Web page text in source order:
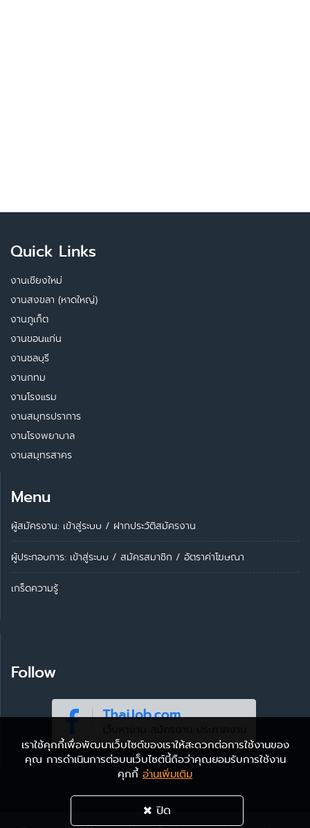
Quick Links
งานเชียงใหม่
งานสงขลา (หาดใหญ่)
งานภูเก็ต
งานขอนแก่น
งานชลบุรี
งานกทม
งานโรงแรม
งานสมุทรปราการ
งานโรงพยาบาล
งานสมุทรสาคร
Menu
ผู้สมัครงาน: เข้าสู่ระบบ / ฝากประวัติสมัครงาน
ผู้ประกอบการ: เข้าสู่ระบบ / สมัครสมาชิก / อัตราค่าโฆษณา
เกร็ดความรู้
Follow
เราใช้คุกกี้เพื่อพัฒนาเว็บไซต์ของเราให้สะดวกต่อการใช้งานของ
คุณ การดำเนินการต่อบนเว็บไซต์นี้ถือว่าคุณยอมรับการใช้งาน
คุกกี้ อ่านเพิ่มเติม
ปิด